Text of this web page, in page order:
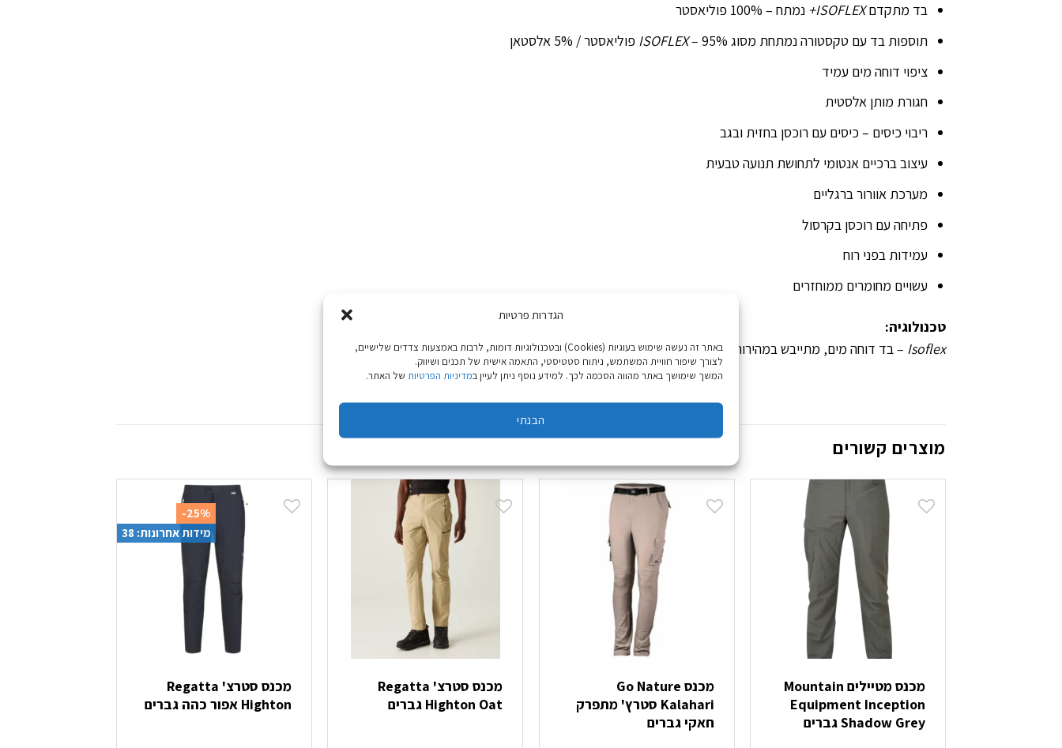
הגדרות פרטיות
באתר זה נעשה שימוש בעוגיות (Cookies) ובטכנולוגיות דומות, לרבות באמצעות צדדים שלישיים,
לצורך שיפור חוויית המשתמש, ניתוח סטטיסטי, התאמה אישית של תכנים ושיווק.
המשך שימושך באתר מהווה הסכמה לכך. למידע נוסף ניתן לעיין במדיניות הפרטיות של האתר.
הבנתי
בד מתקדםISOFLEX+ נמתח – 100% פוליאסטר
תוספות בד עם טקסטורה נמתחת מסוג
ISOFLEX– 95% פוליאסטר / 5% אלסטאן
ציפוי דוחה מים עמיד
חגורת מותן אלסטית
ריבוי כיסים – כיסים עם רוכסן בחזית ובגב
עיצוב ברכיים אנטומי לתחושת תנועה טבעית
מערכת אוורור ברגליים
פתיחה עם רוכסן בקרסול
עמידות בפני רוח
עשויים מחומרים ממוחזרים
טכנולוגיה:
Isoflex – בד דוחה מים, מתייבש במהירות וגמיש במיוחד
מוצרים קשורים
מכנס מטיילים Mountain
Equipment Inception
Shadow Grey גברים
מכנס Go Nature
Kalahari סטרץ' מתפרק
חאקי גברים
מכנס סטרצ' Regatta
Highton Oat גברים
-25%
מידות אחרונות: 38
מכנס סטרצ' Regatta
Highton אפור כהה גברים